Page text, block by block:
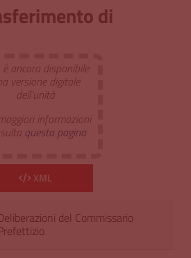
di
è ancora disponibile
versione digitale
dell'unità
informazioni
questa pagina
XML
del Commissario